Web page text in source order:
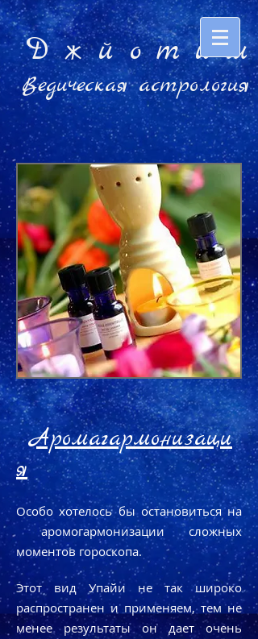
Д ж й o т и ш
Ведическая астрология
Аромaгармонизаци
я
Особо хотелось бы остановиться на
аромoгармонизации сложных
моментов гороскопа.
Этот вид Упайи не так широко
распространен и применяем, тем не
менее результаты он дает очень